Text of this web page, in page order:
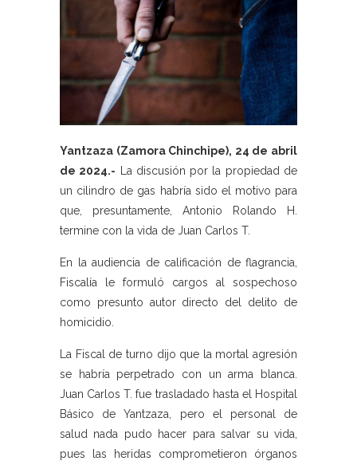
Yantzaza (Zamora Chinchipe), 24 de abril
de 2024.- La discusión por la propiedad de
un cilindro de gas habría sido el motivo para
que, presuntamente, Antonio Rolando H.
termine con la vida de Juan Carlos T.
En la audiencia de calificación de flagrancia,
Fiscalía le formuló cargos al sospechoso
como presunto autor directo del delito de
homicidio.
La Fiscal de turno dijo que la mortal agresión
se habría perpetrado con un arma blanca.
Juan Carlos T. fue trasladado hasta el Hospital
Básico de Yantzaza, pero el personal de
salud nada pudo hacer para salvar su vida,
pues las heridas comprometieron órganos